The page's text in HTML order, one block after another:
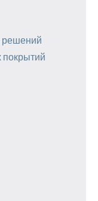
решений
покрытий